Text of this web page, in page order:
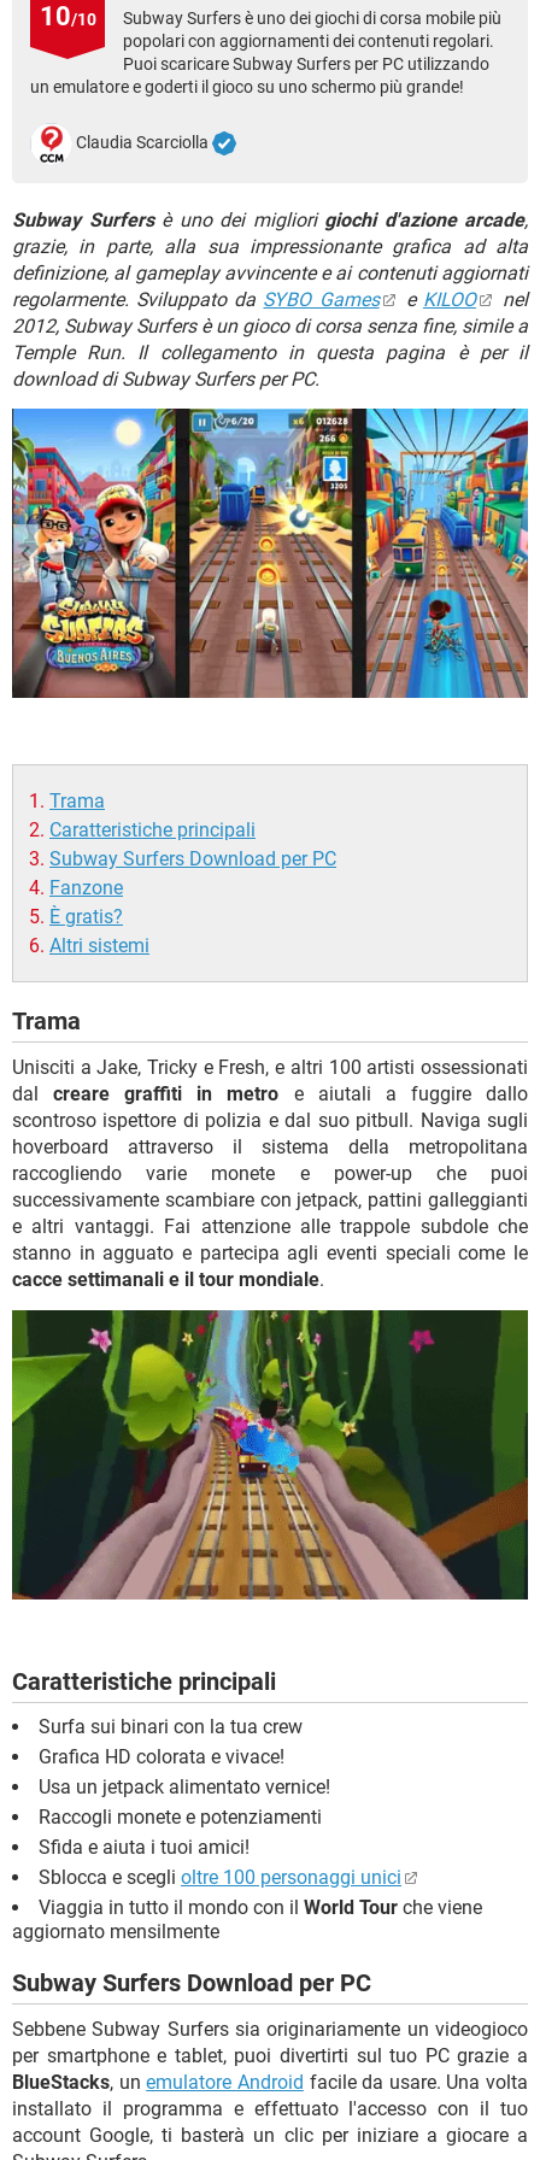
TIKTOK FACEBOOK
HARDWARE
10/10
Subway Surfers è uno dei giochi di corsa mobile più
popolari con aggiornamenti dei contenuti regolari.
Puoi scaricare Subway Surfers per PC utilizzando
un emulatore e goderti il gioco su uno schermo più grande!
Claudia Scarciolla
Subway Surfersè uno dei migliori giochi d'azione arcade,
grazie, in parte, alla sua impressionante grafica ad alta
definizione, al gameplay avvincente e ai contenuti aggiornati
regolarmente. Sviluppato da SYBO Games e KILOO
nel
2012, Subway Surfers è un gioco di corsa senza fine, simile a
Temple Run. Il collegamento in questa pagina è per il
download di Subway Surfers per PC.
Trama
Caratteristiche principali
Subway Surfers Download per PC
Fanzone
È gratis?
Altri sistemi
Trama
Unisciti a Jake, Tricky e Fresh, e altri 100 artisti ossessionati
dalcreare graffiti in metro e aiutali a fuggire dallo
scontroso ispettore di polizia e dal suo pitbull. Naviga sugli
hoverboard attraverso il sistema della metropolitana
raccogliendo varie monete e power-up che puoi
successivamente scambiare con jetpack, pattini galleggianti
e altri vantaggi. Fai attenzione alle trappole subdole che
stanno in agguato e partecipa agli eventi speciali come le
cacce settimanali e il tour mondiale.
Caratteristiche principali
Surfa sui binari con la tua crew
Grafica HD colorata e vivace!
Usa un jetpack alimentato vernice!
Raccogli monete e potenziamenti
Sfida e aiuta i tuoi amici!
Sblocca e scegli oltre 100 personaggi unici
Viaggia in tutto il mondo con il World Tour che viene
aggiornato mensilmente
Subway Surfers Download per PC
Sebbene Subway Surfers sia originariamente un videogioco
per smartphone e tablet, puoi divertirti sul tuo PC grazie a
BlueStacks, unemulatore Android facile da usare. Una volta
installato il programma e effettuato l'accesso con il tuo
account Google, ti basterà un clic per iniziare a giocare a